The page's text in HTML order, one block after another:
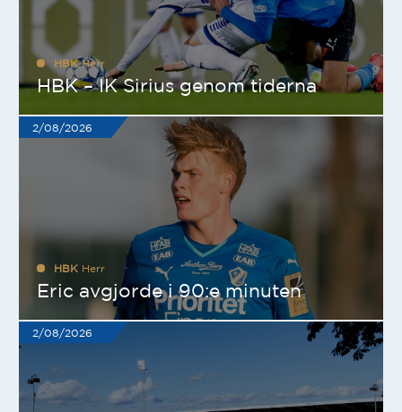
HBKHerr
HBK – IK Sirius genom tiderna
2/08/2026
HBK Herr
Eric avgjorde i 90:e minuten
2/08/2026